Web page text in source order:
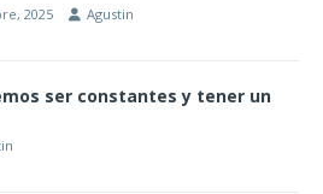
2025 Agustin
ser constantes y tener un